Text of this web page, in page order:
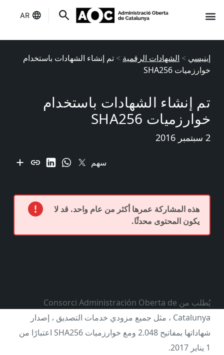
AR
إينيسي > الشهادات الرقمية > تم إنشاء الشهادات باستخدام
خوارزميات SHA256
تم إنشاء الشهادات باستخدام
خوارزميات SHA256
2 سبتمبر 2016
سهم
هذه المشاركة عمرها أكثر من عام واحد. قد لا
يكون المحتوى محدثًا.
يُطلب من Consorci Administración Oberta de
Catalunya ، مثل جميع مزودي خدمات التصديق ، إصدار
شهاداتها بمفاتيح 2.048 ومع خوارزميات SHA256 اعتبارًا من
1 يناير 2017.